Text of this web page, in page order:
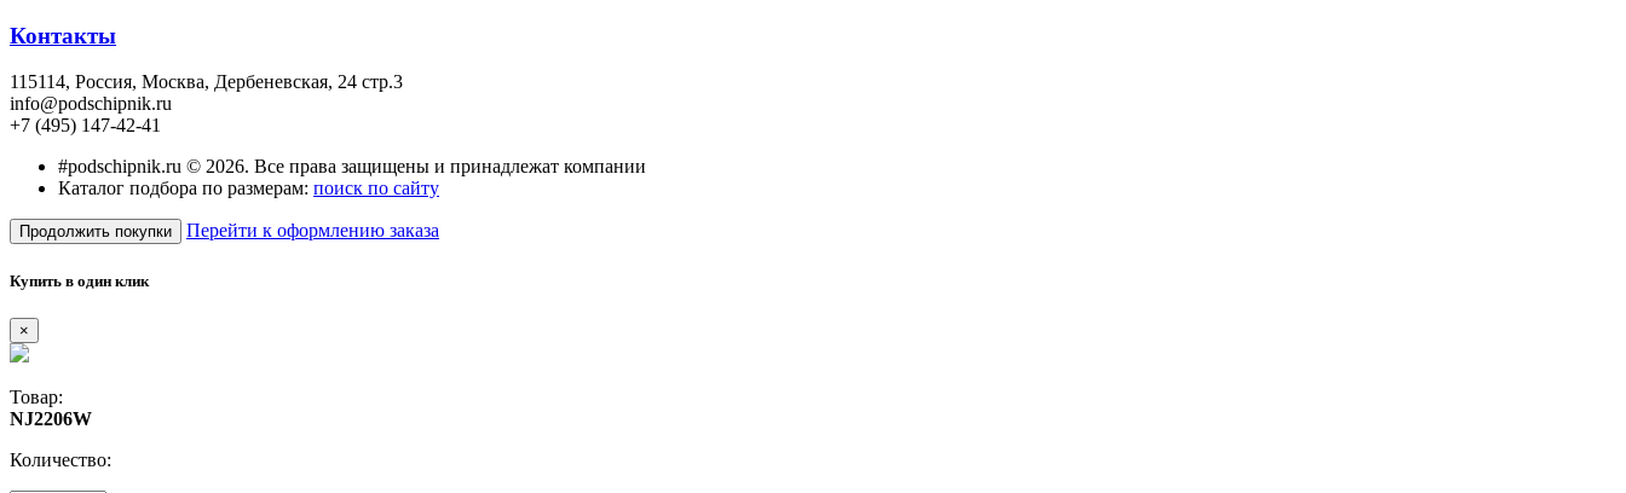
Контакты
115114, Россия, Москва, Дербеневская, 24 стр.3
info@podschipnik.ru
+7 (495) 147-42-41
#podschipnik.ru © 2026. Все права защищены и принадлежат компании
Каталог подбора по размерам: поиск по сайту
Продолжить покупки Перейти к оформлению заказа
Купить в один клик
×
Товар:
NJ2206W
Количество: